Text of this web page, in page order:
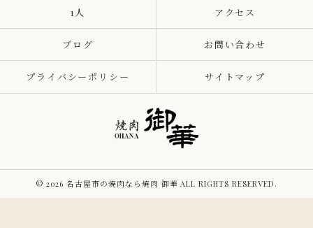
1人 アクセス
ブログ お問い合わせ
プライバシーポリシー サイトマップ
© 2026 名古屋市の焼肉なら焼肉 御華 ALL RIGHTS RESERVED.